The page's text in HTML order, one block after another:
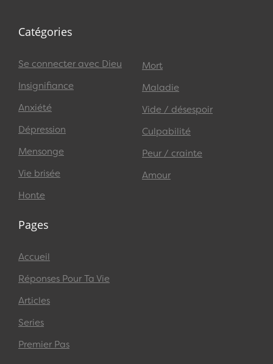
Catégories
Se connecter avec Dieu
Insignifiance
Anxiété
Dépression
Mensonge
Vie brisée
Honte
Mort
Maladie
Vide / désespoir
Culpabilité
Peur / crainte
Amour
Pages
Accueil
Réponses Pour Ta Vie
Articles
Series
Premier Pas